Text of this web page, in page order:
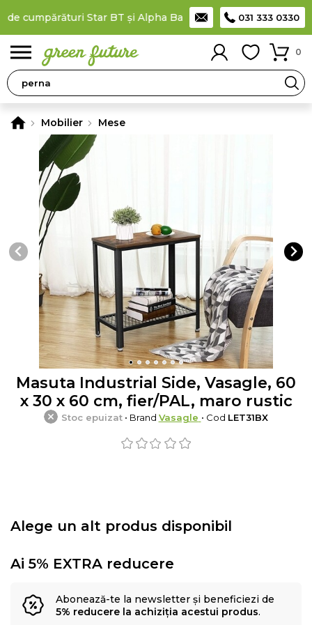
cumpărături Star BT și Alpha Bank Plătești în rateprin
031 333 0330
0
Mobilier Mese
Masuta Industrial Side, Vasagle, 60
x 30 x 60 cm, fier/PAL, maro rustic
Stoc epuizat• Brand Vasagle • Cod LET31BX
Alege un alt produs disponibil
Ai 5% EXTRA reducere
Abonează-te la newsletter și beneficiezi de
5% reducere la achiziția acestui produs.